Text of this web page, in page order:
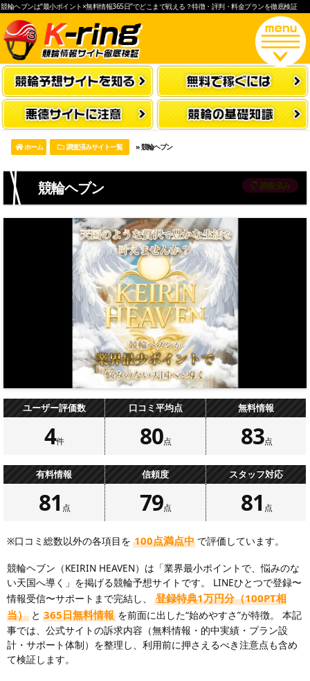
競輪ヘブンは“最小ポイント×無料情報365日”でどこまで戦える？特徴・評判・料金プランを徹底検証
ホーム 調査済みサイト一覧 » 競輪ヘブン
調査済み
競輪ヘブン
ユーザー評価数 口コミ平均点 無料情報
4件 80点 83点
有料情報 信頼度 スタッフ対応
81 点 79点 81 点
※口コミ総数以外の各項目を 100点満点中 で評価しています。
競輪ヘブン（KEIRIN HEAVEN）は「業界最小ポイントで、悩みのな
い天国へ導く」を掲げる競輪予想サイトです。 LINEひとつで登録〜
情報受信〜サポートまで完結し、
登録特典1万円分（100PT相
当） と 365日無料情報 を前面に出した“始めやすさ”が特徴。 本記
事では、公式サイトの訴求内容（無料情報・的中実績・プラン設
計・サポート体制）を整理し、利用前に押さえるべき注意点も含め
て検証します。